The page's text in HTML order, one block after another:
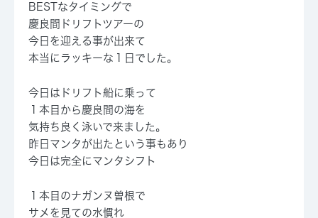
BESTなタイミングで
慶良間ドリフトツアーの
今日を迎える事が出来て
本当にラッキーな１日でした。
今日はドリフト船に乗って
１本目から慶良間の海を
気持ち良く泳いで来ました。
昨日マンタが出たという事もあり
今日は完全にマンタシフト
１本目のナガンヌ曽根で
サメを見ての水慣れ